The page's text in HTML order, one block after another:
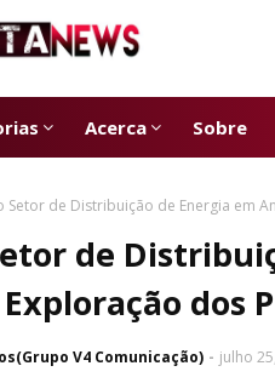
Acerca Sobre
Setor de Distribuição de Energia em
de
dos
V4 Comunicação) julho